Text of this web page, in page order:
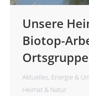
Unsere
Biotop-
Aktuelles, Energie &
Heimat & Natur